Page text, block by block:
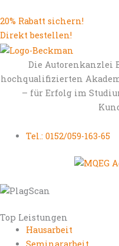
20% Rabatt sichern!
Direkt bestellen!
Die Autorenkanzlei
hochqualifizierten
– für Erfolg im
Tel.: 0152/059-163-65
Top Leistungen
Hausarbeit